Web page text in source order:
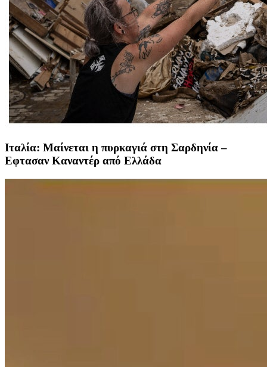
Ιταλία: Μαίνεται η πυρκαγιά στη Σαρδηνία –
Εφτασαν Καναντέρ από Ελλάδα